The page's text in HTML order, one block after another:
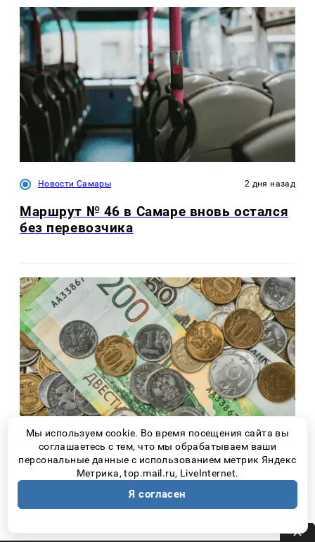
Новости Самары 2 дня назад
Маршрут № 46 в Самаре вновь остался
без перевозчика
3 дня назад
Житель Самары 10 лет получал пенсию
по поддельным документам об
Мы используем cookie. Во время посещения сайта вы
соглашаетесь с тем, что мы обрабатываем ваши
персональные данные с использованием метрик Яндекс
Метрика, top.mail.ru, LiveInternet.
Я согласен